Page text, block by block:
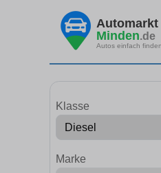
Automarkt
Minden.de
Autos einfach finden
Klasse
Marke